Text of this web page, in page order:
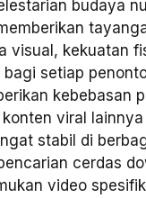
budaya
visual, kekuatan
setiap
kebebasan
viral
stabil di
cerdas
video